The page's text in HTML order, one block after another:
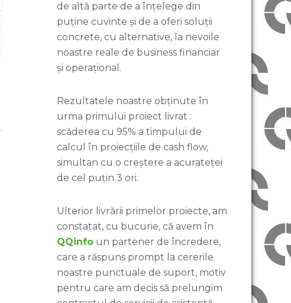
de altă parte de a înțelege din
puține cuvinte și de a oferi soluții
concrete, cu alternative, la nevoile
noastre reale de business financiar
și operațional.
Rezultatele noastre obținute în
urma primului proiect livrat :
scăderea cu 95% a timpului de
calcul în proiecțiile de cash flow,
simultan cu o creștere a acurateței
de cel puțin 3 ori.
Ulterior livrării primelor proiecte, am
constatat, cu bucurie, că avem în
QQinfo un partener de încredere,
care a răspuns prompt la cererile
noastre punctuale de suport, motiv
pentru care am decis să prelungim